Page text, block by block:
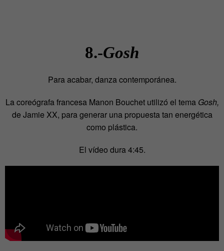
8.-Gosh
Para acabar, danza contemporánea.
La coreógrafa francesa Manon Bouchet utilizó el tema Gosh,
de Jamie XX, para generar una propuesta tan energética
como plástica.
El vídeo dura 4:45.